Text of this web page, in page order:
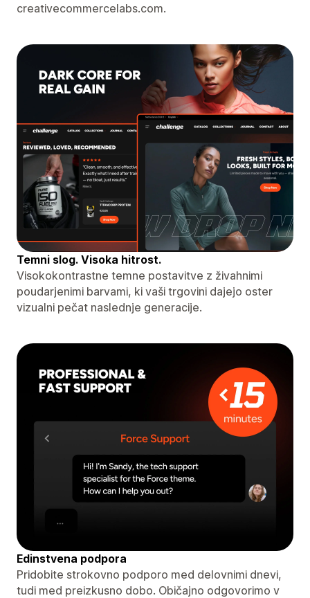
creativecommercelabs.com.
Temni slog. Visoka hitrost.
Visokokontrastne temne postavitve z živahnimi
poudarjenimi barvami, ki vaši trgovini dajejo oster
vizualni pečat naslednje generacije.
Edinstvena podpora
Pridobite strokovno podporo med delovnimi dnevi,
tudi med preizkusno dobo. Običajno odgovorimo v